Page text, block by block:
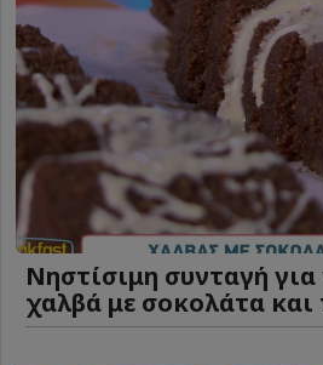
Νηστίσιμη συνταγή για
χαλβά με σοκολάτα